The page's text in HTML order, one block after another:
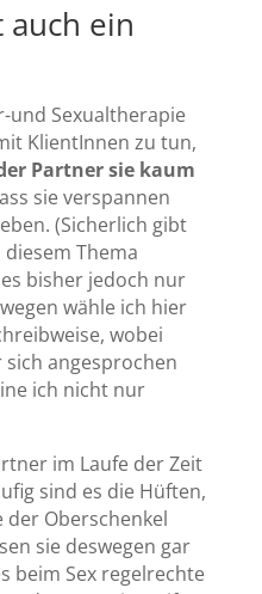
auch ein
und Sexualtherapie
KlientInnen zu tun,
Partner sie kaum
sie verspannen
(Sicherlich gibt
Thema
bisher jedoch nur
wähle ich hier
wobei
angesprochen
ich nicht nur
im Laufe der Zeit
sind es die Hüften,
Oberschenkel
sie deswegen gar
beim Sex regelrechte